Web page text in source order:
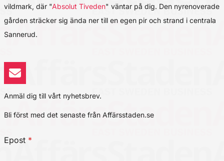
vildmark, där "Absolut Tiveden" väntar på dig. Den nyrenoverade
gården sträcker sig ända ner till en egen pir och strand i centrala
Sannerud.
Anmäl dig till vårt nyhetsbrev.
Bli först med det senaste från Affärsstaden.se
Epost *